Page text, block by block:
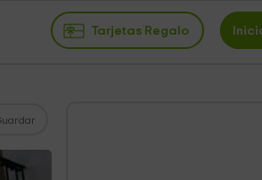
Tarjetas Regalo